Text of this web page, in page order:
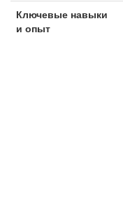
Ключевые навыки
и опыт